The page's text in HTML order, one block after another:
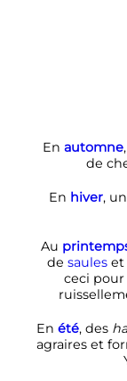
En automne
de
En hiver,
Au
de sauleset
ceci pour
En été, des
agraires et